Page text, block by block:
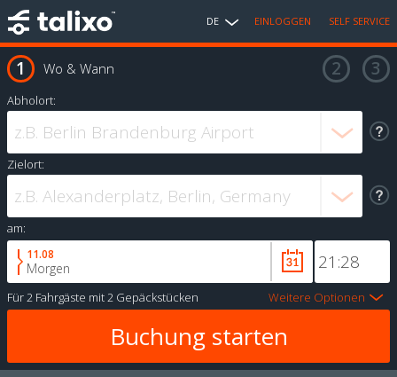
DE EINLOGGEN SELF SERVICE
Wo & Wann
Abholort:
Zielort:
am:
11.08
Morgen
Für2 Fahrgäste mit2 Gepäckstücken Weitere Optionen